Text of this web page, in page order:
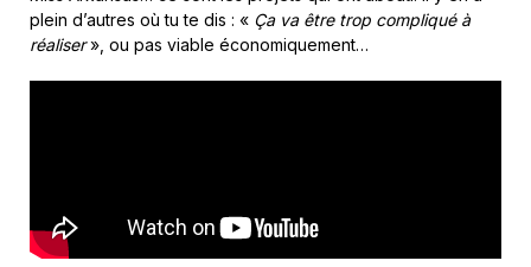
plein d’autres où tu te dis : « Ça va être trop compliqué à
réaliser», ou pas viable économiquement…